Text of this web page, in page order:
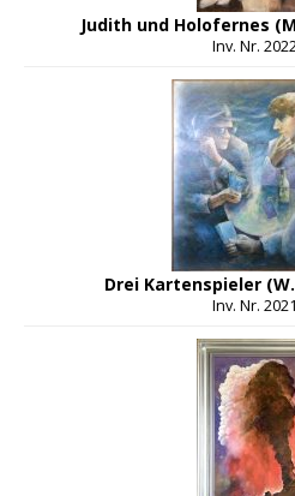
Judith und Holofernes
Inv. Nr.
Drei Kartenspieler
Inv. Nr.